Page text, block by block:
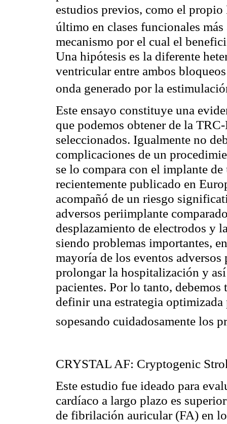
estudios previos, como el
último en clases funcionales más
mecanismo por el cual el
Una hipótesis es la diferente
ventricular entre ambos
onda generado por la
Este ensayo constituye una
que podemos obtener de la
seleccionados. Igualmente no
complicaciones de un
se lo compara con el implante
recientemente publicado en
acompañó de un riesgo
adversos periimplante
desplazamiento de electrodos y
siendo problemas importantes,
mayoría de los eventos
prolongar la hospitalización y
pacientes. Por lo tanto,
definir una estrategia
sopesando cuidadosamente los
CRYSTAL AF: Cryptogenic
Este estudio fue ideado para
cardíaco a largo plazo es
de fibrilación auricular (FA) en